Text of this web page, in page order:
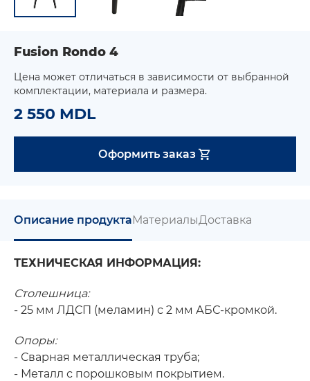
Fusion Rondo 4
Цена может отличаться в зависимости от выбранной
комплектации, материала и размера.
2 550 MDL
Оформить заказ
Описание продуктаМатериалыДоставка
ТЕХНИЧЕСКАЯ ИНФОРМАЦИЯ:
Столешница:
- 25 мм ЛДСП (меламин) с 2 мм АБС-кромкой.
Опоры:
- Сварная металлическая труба;
- Металл с порошковым покрытием.